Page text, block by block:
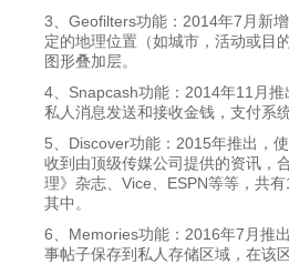
3、Geofilters功能：2014年7月新
定的地理位置（如城市，活动或目
图形叠加层。
4、Snapcash功能：2014年11月
私人消息发送和接收金钱，支付系
5、Discover功能：2015年推出，
收到由顶级传媒公司提供的资讯，
理》杂志、Vice、ESPN等等，共
其中。
6、Memories功能：2016年7月推
事帖子保存到私人存储区域，在该